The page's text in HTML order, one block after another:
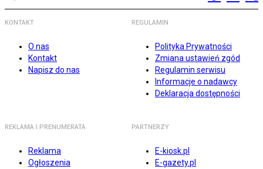
KONTAKT
O nas
Kontakt
Napisz do nas
REGULAMIN
Polityka Prywatności
Zmiana ustawień zgód
Regulamin serwisu
Informacje o nadawcy
Deklaracja dostępności
REKLAMA I PRENUMERATA
Reklama
Ogłoszenia
PARTNERZY
E-kiosk.pl
E-gazety.pl